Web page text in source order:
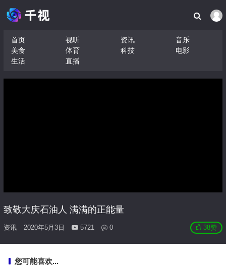
首页 视听 资讯
音乐
美食
体育 科技
电影
生活
直播
致敬大庆石油人 满满的正能量
资讯 2020年5月3日 5721 0 38赞
您可能喜欢...